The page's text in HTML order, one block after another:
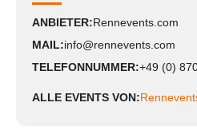
ANBIETER:Rennevents.com
MAIL:info@rennevents.com
TELEFONNUMMER:+49 (0)
ALLE EVENTS VON: